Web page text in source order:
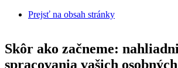
Prejsť na obsah stránky
Skôr ako začneme:
spracovania vašich